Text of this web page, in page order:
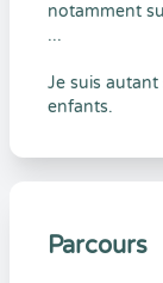
notamment
...
Je suis autant
enfants.
Parcours